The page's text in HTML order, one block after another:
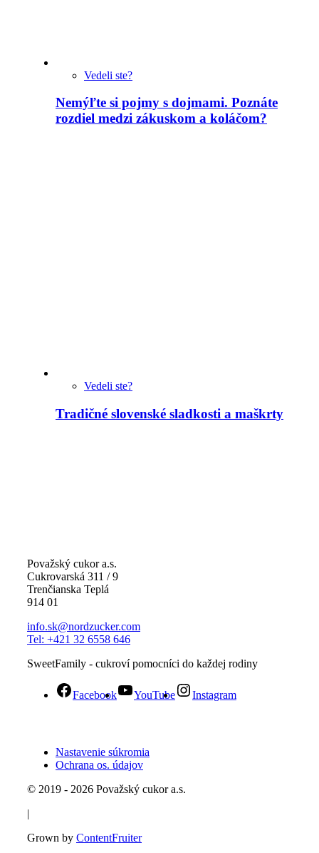
Vedeli ste?
Nemýľte si pojmy s dojmami. Poznáte
rozdiel medzi zákuskom a koláčom?
Vedeli ste?
Tradičné slovenské sladkosti a maškrty
Považský cukor a.s.
Cukrovarská 311 / 9
Trenčianska Teplá
914 01
info.sk@nordzucker.com
Tel: +421 32 6558 646
SweetFamily - cukroví pomocníci do každej rodiny
Facebook YouTube Instagram
Nastavenie súkromia
Ochrana os. údajov
© 2019 - 2026 Považský cukor a.s.
Grown by ContentFruiter